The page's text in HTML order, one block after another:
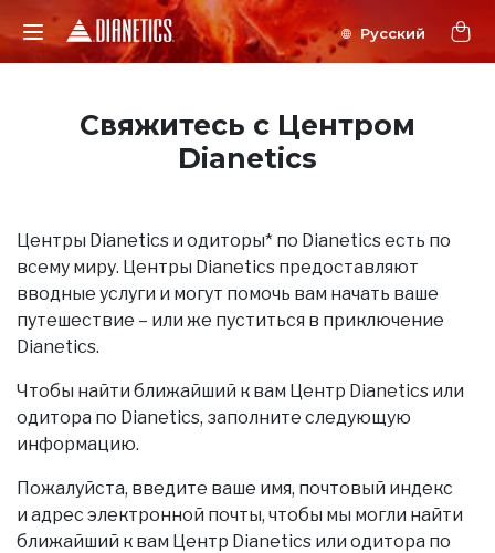
Свяжитесь с Центром
Dianetics
Центры Dianetics и одиторы* по Dianetics есть по
всему миру. Центры Dianetics предоставляют
вводные услуги и могут помочь вам начать ваше
путешествие – или же пуститься в приключение
Dianetics.
Чтобы найти ближайший к вам Центр Dianetics или
одитора по Dianetics, заполните следующую
информацию.
Пожалуйста, введите ваше имя, почтовый индекс
и адрес электронной почты, чтобы мы могли найти
ближайший к вам Центр Dianetics или одитора по